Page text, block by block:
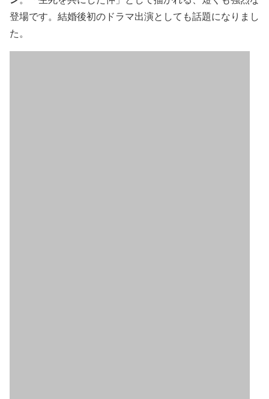
登場です。結婚後初のドラマ出演としても話題になりまし
た。